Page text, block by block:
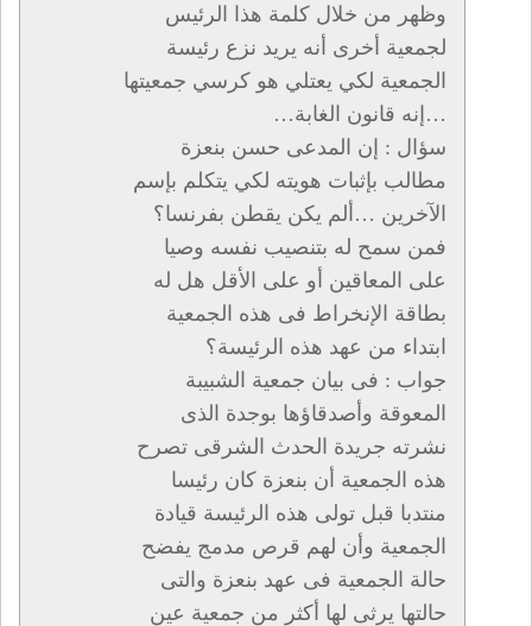
وظهر من خلال كلمة هذا الرئيس
لجمعية أخرى أنه يريد نزع رئيسة
الجمعية لكي يعتلي هو كرسي جمعيتها
…إنه قانون الغابة…
سؤال : إن المدعى حسن بنعزة
مطالب بإثبات هويته لكي يتكلم بإسم
الآخرين …ألم يكن يقطن بفرنسا؟
فمن سمح له بتنصيب نفسه وصيا
على المعاقين أو على الأقل هل له
بطاقة الإنخراط فى هذه الجمعية
ابتداء من عهد هذه الرئيسة؟
جواب : فى بيان جمعية الشبيبة
المعوقة وأصدقاؤها بوجدة الذى
نشرته جريدة الحدث الشرقى تصرح
هذه الجمعية أن بنعزة كان رئيسا
منتدبا قبل تولى هذه الرئيسة قيادة
الجمعية وأن لهم قرص مدمج يفضح
حالة الجمعية فى عهد بنعزة والتى
حالتها يرثى لها أكثر من جمعية عين